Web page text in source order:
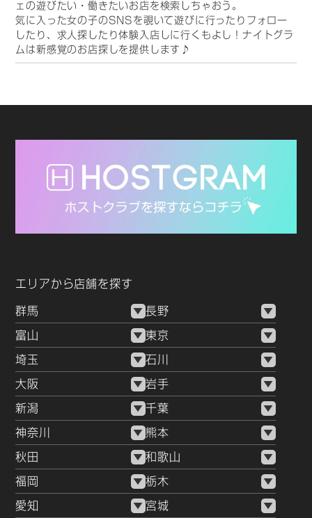
ェの遊びたい・働きたいお店を検索しちゃおう。
気に入った女の子のSNSを覗いて遊びに行ったりフォロー
したり、求人探したり体験入店しに行くもよし！ナイトグラ
ムは新感覚のお店探しを提供します♪
エリアから店舗を探す
群馬 長野
富山 東京
埼玉 石川
大阪 岩手
新潟 千葉
神奈川 熊本
秋田 和歌山
福岡 栃木
愛知 宮城